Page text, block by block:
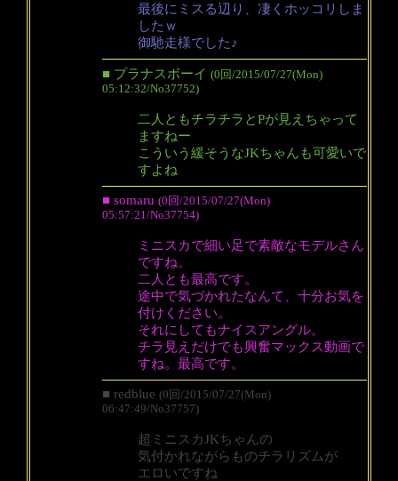
最後にミスる辺り、凄くホッコリしま
したｗ
御馳走様でした♪
■ プラナスボーイ (0回/2015/07/27(Mon)
05:12:32/No37752)
二人ともチラチラとPが見えちゃって
ますねー
こういう緩そうなJKちゃんも可愛いで
すよね
■ somaru (0回/2015/07/27(Mon)
05:57:21/No37754)
ミニスカで細い足で素敵なモデルさん
ですね。
二人とも最高です。
途中で気づかれたなんて、十分お気を
付けください。
それにしてもナイスアングル。
チラ見えだけでも興奮マックス動画で
すね。最高です。
■ redblue (0回/2015/07/27(Mon)
06:47:49/No37757)
超ミニスカJKちゃんの
気付かれながらものチラリズムが
エロいですね